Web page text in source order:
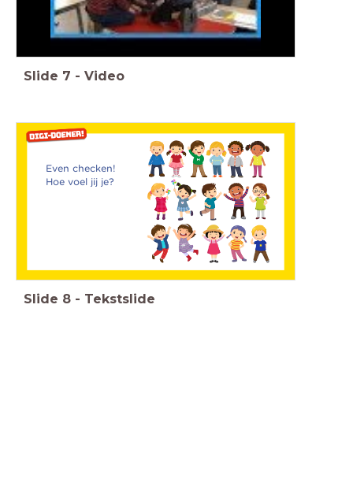
Slide 7 - Video
Even checken!
Hoe voel jij je?
Slide 8 - Tekstslide